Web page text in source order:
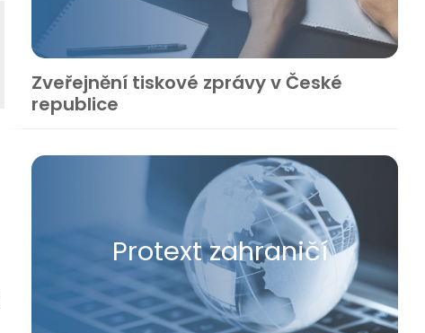
Zveřejnění tiskové zprávy v České
republice
Protext zahraničí